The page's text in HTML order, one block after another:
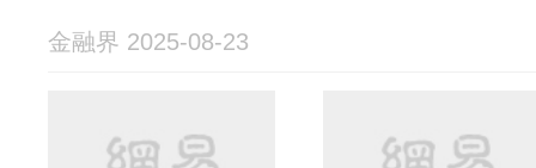
金融界 2025-08-23